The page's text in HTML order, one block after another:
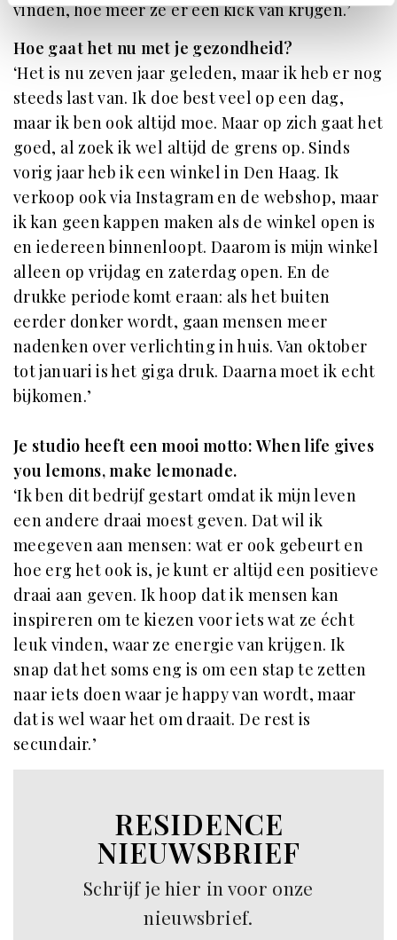
vinden, hoe meer ze er een kick van krijgen.’
Hoe gaat het nu met je gezondheid?
‘Het is nu zeven jaar geleden, maar ik heb er nog
steeds last van. Ik doe best veel op een dag,
maar ik ben ook altijd moe. Maar op zich gaat het
goed, al zoek ik wel altijd de grens op. Sinds
vorig jaar heb ik een winkel in Den Haag. Ik
verkoop ook via Instagram en de webshop, maar
ik kan geen kappen maken als de winkel open is
en iedereen binnenloopt. Daarom is mijn winkel
alleen op vrijdag en zaterdag open. En de
drukke periode komt eraan: als het buiten
eerder donker wordt, gaan mensen meer
nadenken over verlichting in huis. Van oktober
tot januari is het giga druk. Daarna moet ik echt
bijkomen.’
Je studio heeft een mooi motto: When life gives
you lemons, make lemonade.
‘Ik ben dit bedrijf gestart omdat ik mijn leven
een andere draai moest geven. Dat wil ik
meegeven aan mensen: wat er ook gebeurt en
hoe erg het ook is, je kunt er altijd een positieve
draai aan geven. Ik hoop dat ik mensen kan
inspireren om te kiezen voor iets wat ze écht
leuk vinden, waar ze energie van krijgen. Ik
snap dat het soms eng is om een stap te zetten
naar iets doen waar je happy van wordt, maar
dat is wel waar het om draait. De rest is
secundair.’
RESIDENCE
NIEUWSBRIEF
Schrijf je hier in voor onze
nieuwsbrief.